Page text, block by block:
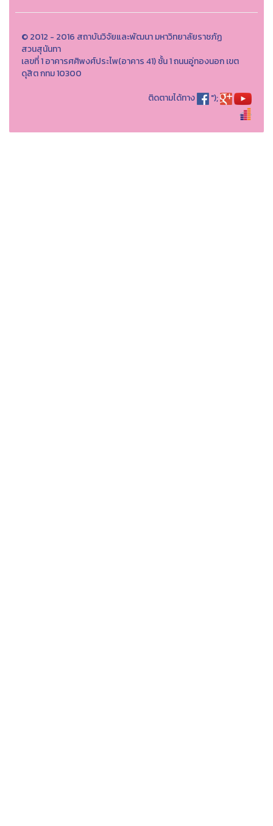
© 2012 - 2016 สถาบันวิจัยและพัฒนา มหาวิทยาลัยราชภัฏ
สวนสุนันทา
เลขที่ 1 อาคารศศิพงศ์ประไพ(อาคาร 41) ชั้น 1 ถนนอู่ทองนอก เขต
ดุสิต กทม 10300
ติดตามได้ทาง
");